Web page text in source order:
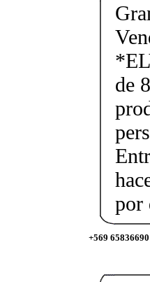
de
por
+569